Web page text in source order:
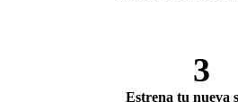
3
Estrena tu nueva